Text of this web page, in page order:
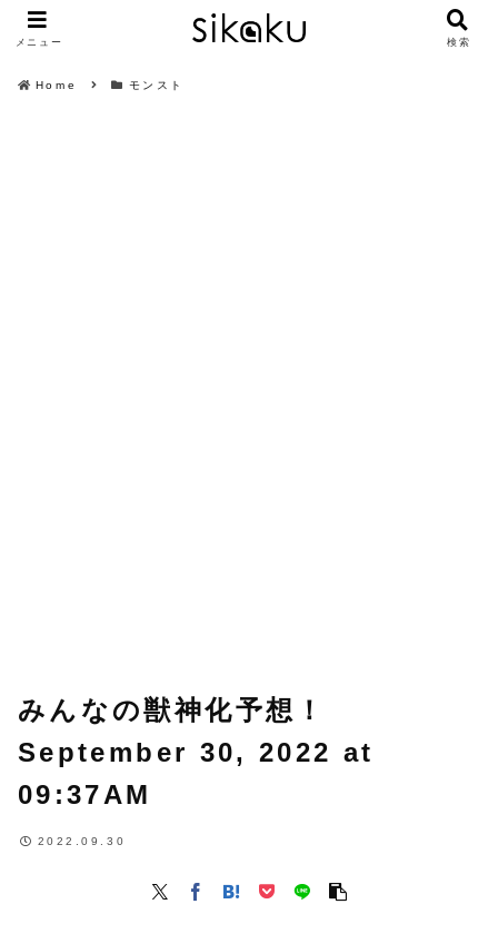
Home モンスト
みんなの獣神化予想！
September 30, 2022 at
09:37AM
2022.09.30
メニュー 検索